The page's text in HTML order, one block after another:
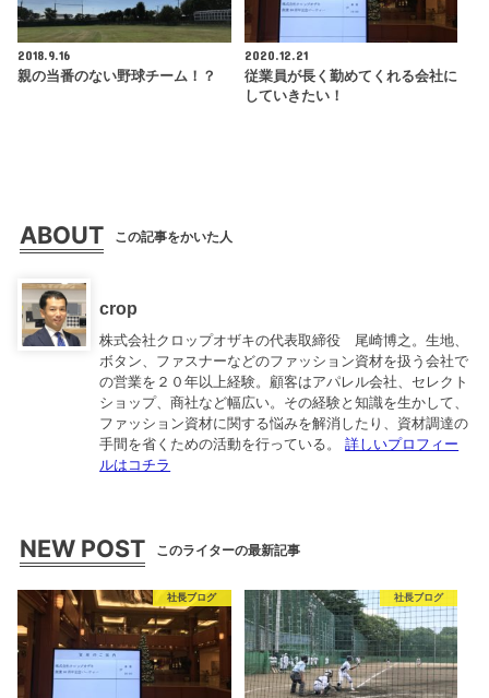
2018.9.16
親の当番のない野球チーム！？
2020.12.21
従業員が長く勤めてくれる会社に
していきたい！
ABOUT この記事をかいた人
crop
株式会社クロップオザキの代表取締役 尾崎博之。生地、
ボタン、ファスナーなどのファッション資材を扱う会社で
の営業を２０年以上経験。顧客はアパレル会社、セレクト
ショップ、商社など幅広い。その経験と知識を生かして、
ファッション資材に関する悩みを解消したり、資材調達の
手間を省くための活動を行っている。詳しいプロフィー
ルはコチラ
NEW POST このライターの最新記事
社長ブログ 社長ブログ